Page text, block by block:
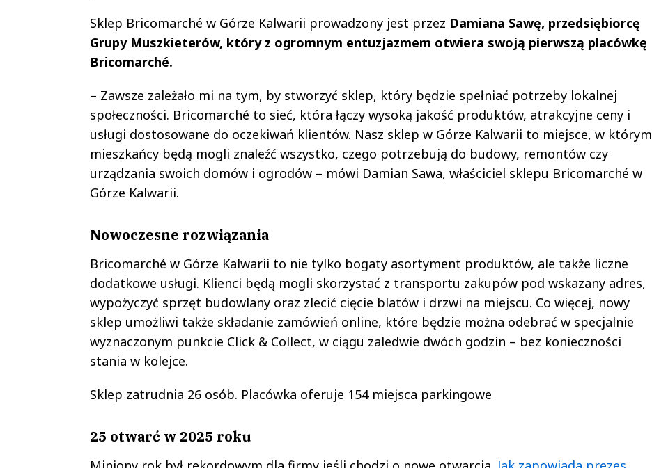
Sklep Bricomarché w Górze Kalwarii prowadzony jest przez Damiana Sawę, przedsiębiorcę
Grupy Muszkieterów, który z ogromnym entuzjazmem otwiera swoją pierwszą placówkę
Bricomarché.
– Zawsze zależało mi na tym, by stworzyć sklep, który będzie spełniać potrzeby lokalnej
społeczności. Bricomarché to sieć, która łączy wysoką jakość produktów, atrakcyjne ceny i
usługi dostosowane do oczekiwań klientów. Nasz sklep w Górze Kalwarii to miejsce, w którym
mieszkańcy będą mogli znaleźć wszystko, czego potrzebują do budowy, remontów czy
urządzania swoich domów i ogrodów – mówi Damian Sawa, właściciel sklepu Bricomarché w
Górze Kalwarii.
Nowoczesne rozwiązania
Bricomarché w Górze Kalwarii to nie tylko bogaty asortyment produktów, ale także liczne
dodatkowe usługi. Klienci będą mogli skorzystać z transportu zakupów pod wskazany adres,
wypożyczyć sprzęt budowlany oraz zlecić cięcie blatów i drzwi na miejscu. Co więcej, nowy
sklep umożliwi także składanie zamówień online, które będzie można odebrać w specjalnie
wyznaczonym punkcie Click & Collect, w ciągu zaledwie dwóch godzin – bez konieczności
stania w kolejce.
Sklep zatrudnia 26 osób. Placówka oferuje 154 miejsca parkingowe
25 otwarć w 2025 roku